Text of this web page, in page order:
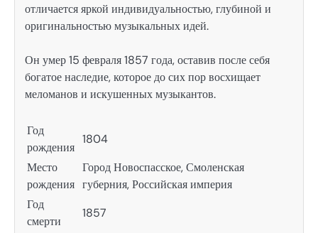
отличается яркой индивидуальностью, глубиной и
оригинальностью музыкальных идей.
Он умер 15 февраля 1857 года, оставив после себя
богатое наследие, которое до сих пор восхищает
меломанов и искушенных музыкантов.
Год
рождения
1804
Место
рождения
Город Новоспасское, Смоленская
губерния, Российская империя
Год
смерти
1857